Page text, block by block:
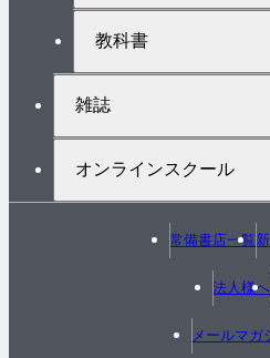
教科書
雑誌
オンラインスクール
常備書店一覧
法人様へ
メールマガ